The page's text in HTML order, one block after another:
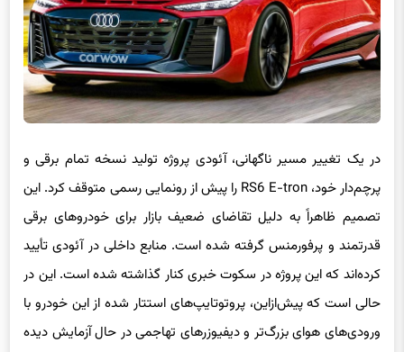
در یک تغییر مسیر ناگهانی، آئودی پروژه تولید نسخه تمام برقی و
پرچم‌دار خود، RS6 E-tron را پیش از رونمایی رسمی متوقف کرد. این
تصمیم ظاهراً به دلیل تقاضای ضعیف بازار برای خودروهای برقی
قدرتمند و پرفورمنس گرفته شده است. منابع داخلی در آئودی تأیید
کرده‌اند که این پروژه در سکوت خبری کنار گذاشته شده است. این در
حالی است که پیش‌ازاین، پروتوتایپ‌های استتار شده از این خودرو با
ورودی‌های هوای بزرگ‌تر و دیفیوزرهای تهاجمی در حال آزمایش دیده